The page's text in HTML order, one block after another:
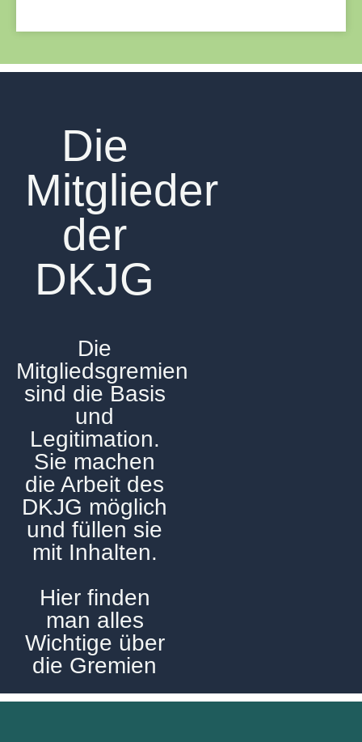
Die
Mitglieder
der
DKJG
Die
Mitgliedsgremien
sind die Basis
und
Legitimation.
Sie machen
die Arbeit des
DKJG möglich
und füllen sie
mit Inhalten.
Hier finden
man alles
Wichtige über
die Gremien